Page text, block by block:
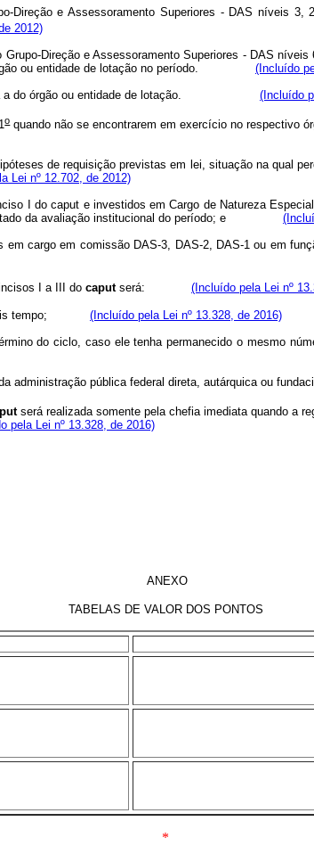
e Assessoramento Superiores - DAS níveis 3,
2012)
Direção e Assessoramento Superiores - DAS
órgão ou entidade de lotação no período. (Incluído
a do órgão ou entidade de lotação. (Incluído
oquando não se encontrarem em exercício no
de requisição previstas em lei, situação na qual
Lei nº 12.702, de 2012)
I docaput e investidos em Cargo de Natureza
da avaliação institucional do período; e
cargo em comissão DAS-3, DAS-2, DAS-1 ou em
I a III do caputserá: (Incluído pela Lei nº
mais tempo; (Incluído pela Lei nº 13.328, de 2016)
término do ciclo, caso ele tenha permanecido o
da administração pública federal direta, autárquica
será realizada somente pela chefia imediata quando a
pela Lei nº 13.328, de 2016)
ANEXO
TABELAS DE VALOR DOS PONTOS
*